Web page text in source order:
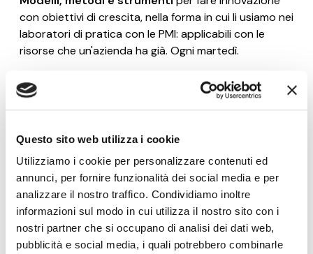
Questo sito web utilizza i cookie
Utilizziamo i cookie per personalizzare contenuti ed
annunci, per fornire funzionalità dei social media e per
analizzare il nostro traffico. Condividiamo inoltre
informazioni sul modo in cui utilizza il nostro sito con i
nostri partner che si occupano di analisi dei dati web,
pubblicità e social media, i quali potrebbero combinarle
con obiettivi di crescita, nella forma in cui li usiamo nei
laboratori di pratica con le PMI: applicabili con le
risorse che un'azienda ha già. Ogni martedì.
e-Mail*
Ai sensi e per gli effetti degli artt. 6, 7, 12, 13 del
Regolamento UE 2016/679 – GDPR. Esprimo il
consenso al trattamento dati per finalità B), attività
di marketing diretto dell'informativa per il
trattamento dei dati personali.